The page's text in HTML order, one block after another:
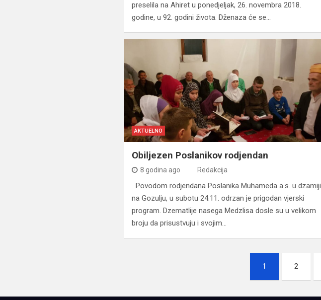
preselila na Ahiret u ponedjeljak, 26. novembra 2018.
godine, u 92. godini života. Dženaza će se…
AKTUELNO
Obiljezen Poslanikov rodjendan
8 godina ago Redakcija
Povodom rodjendana Poslanika Muhameda a.s. u dzamiji
na Gozulju, u subotu 24.11. odrzan je prigodan vjerski
program. Dzematlije nasega Medzlisa dosle su u velikom
broju da prisustvuju i svojim…
1 2